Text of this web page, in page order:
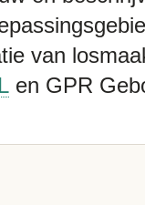
van
en GPR